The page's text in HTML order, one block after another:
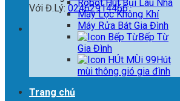
Với Đ.Lý: 02462914466
Robot Hút Bụi Lau Nhà
Máy Lọc Không Khí
Máy Rửa Bát Gia Đình
Bếp Từ
Gia Đình
Hút
mùi thông gió gia đình
Trang chủ